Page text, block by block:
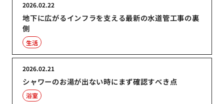
地下に広がるインフラを支える最新の水道管工事の裏
側
2026.02.22
生活
シャワーのお湯が出ない時にまず確認すべき点
2026.02.21
浴室